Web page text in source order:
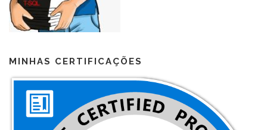
MINHAS CERTIFICAÇÕES